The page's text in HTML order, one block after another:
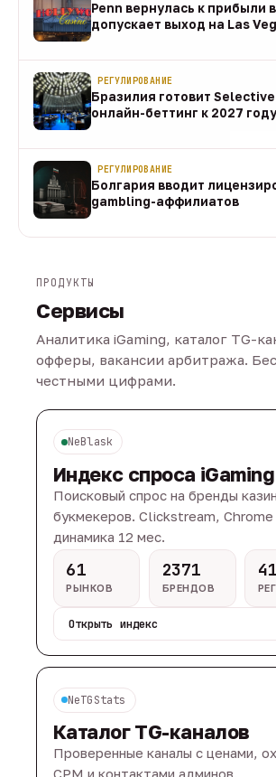
Penn вернулась к прибыли
допускает выход на Las
РЕГУЛИРОВАНИЕ
Бразилия готовит Selective
онлайн-беттинг к 2027 году
РЕГУЛИРОВАНИЕ
Болгария вводит
gambling-аффилиатов
ПРОДУКТЫ
Сервисы
Аналитика iGaming, каталог TG-
офферы, вакансии арбитража.
честными цифрами.
NeBlask
Индекс спроса iGaming
Поисковый спрос на бренды
букмекеров. Clickstream, Chrome
динамика 12 мес.
61
РЫНКОВ
2371
БРЕНДОВ
41
Открыть индекс
NeTGStats
Каталог TG-каналов
Проверенные каналы с ценами,
CPM и контактами админов.